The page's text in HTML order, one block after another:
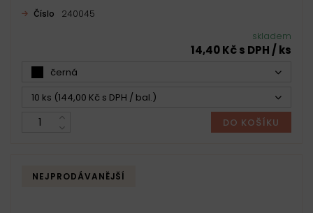
Číslo 240045
skladem
14,40 Kč s DPH / ks
černá
10 ks (144,00 Kč s DPH / bal.)
DO KOŠÍKU
NEJPRODÁVANĚJŠÍ